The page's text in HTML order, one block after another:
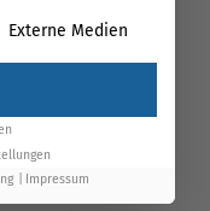
Gruppen, für die
Externe Medien
Impressum